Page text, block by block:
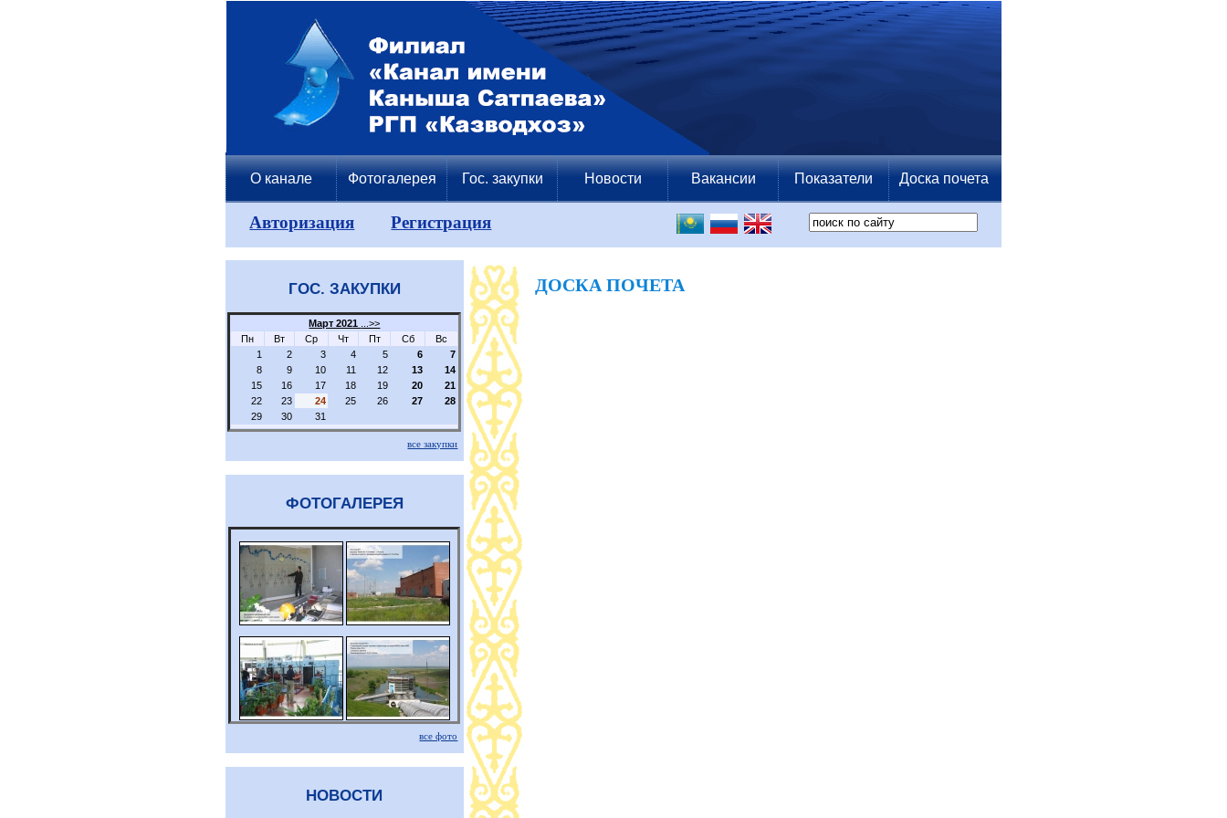
О канале Фотогалерея Гос. закупки Новости Вакансии Показатели Доска почета
Авторизация Регистрация
ГОС. ЗАКУПКИ
Март 2021
...>>
Пн
Вт Ср Чт Пт Сб
Вс
1
2 3 4 5 6
7
8
9 10 11 12 13
14
15
16 17 18 19 20
21
22
23 24 25 26 27
28
29
30 31
все закупки
ФОТОГАЛЕРЕЯ
все фото
НОВОСТИ
ДОСКА ПОЧЕТА